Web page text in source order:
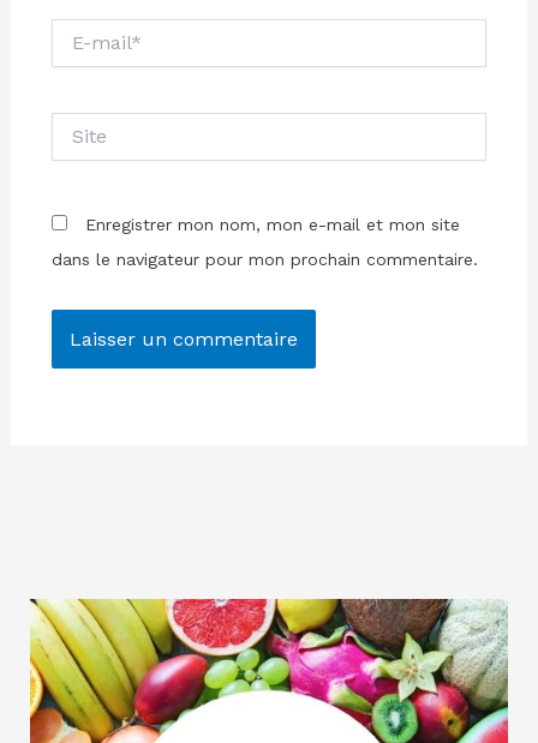
mail*
Enregistrer mon nom, mon e-mail et mon site
dans le navigateur pour mon prochain commentaire.